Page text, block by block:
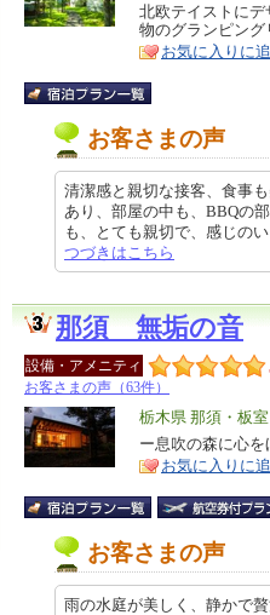
リ
ア
特
徴
北欧テイストにデ
物のグランピング
お気に入りに
お客さまの声
清潔感と親切な接客、食事
あり、部屋の中も、BBQの
も、とても親切で、感じの
つづきはこちら
那須 無垢の音
設備・アメニティ
お客さまの声（63件）
エ
リ
ア
栃木県 那須・板
特
徴
ー息吹の森に心
お気に入りに
お客さまの声
雨の水庭が美しく、静かで